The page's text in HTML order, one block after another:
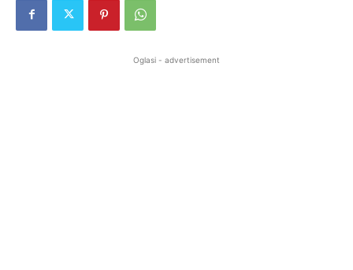
Oglasi - advertisement